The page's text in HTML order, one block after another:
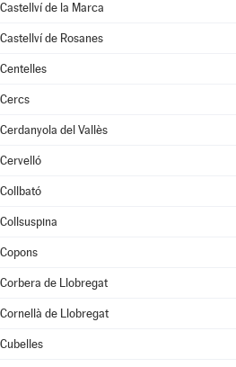
Castellví de la Marca
Castellví de Rosanes
Centelles
Cercs
Cerdanyola del Vallès
Cervelló
Collbató
Collsuspina
Copons
Corbera de Llobregat
Cornellà de Llobregat
Cubelles